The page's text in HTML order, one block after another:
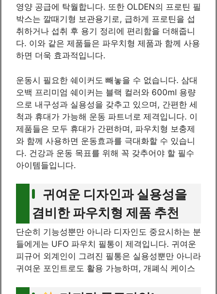
영양 공급에 탁월합니다. 또한 OLDEN의 프로틴 필
박스는 깔때기형 보관용기로, 급하게 프로틴을 섭
취하거나 섭취 후 용기 정리에 편리함을 더해줍니
다. 이와 같은 제품들은 파우치형 제품과 함께 사용
하면 더욱 효과적입니다.
운동시 필요한 쉐이커도 빼놓을 수 없습니다. 삼대
오백 프리미엄 쉐이커는 블랙 컬러와 600ml 용량
으로 내구성과 실용성을 갖추고 있으며, 간편한 세
척과 휴대가 가능해 운동 파트너로 제격입니다. 이
제품들은 모두 휴대가 간편하며, 파우치형 보충제
와 함께 사용하면 운동효과를 극대화할 수 있습니
다. 건강과 운동 목표를 위해 꼭 갖추어야 할 필수
아이템들입니다.
귀여운 디자인과 실용성을
겸비한 파우치형 제품 추천
단순히 기능성뿐만 아니라 디자인도 중요시하는 분
들에게는 UFO 파우치 필통이 제격입니다. 귀여운
피규어 외계인이 그려진 필통은 실용성뿐만 아니라
귀여운 포인트로도 활용 가능하며, 개폐식 케이스